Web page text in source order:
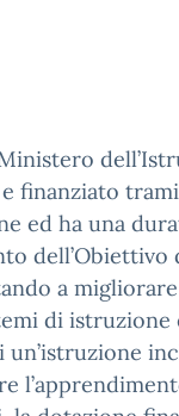
finanziato
ed ha una
a
di